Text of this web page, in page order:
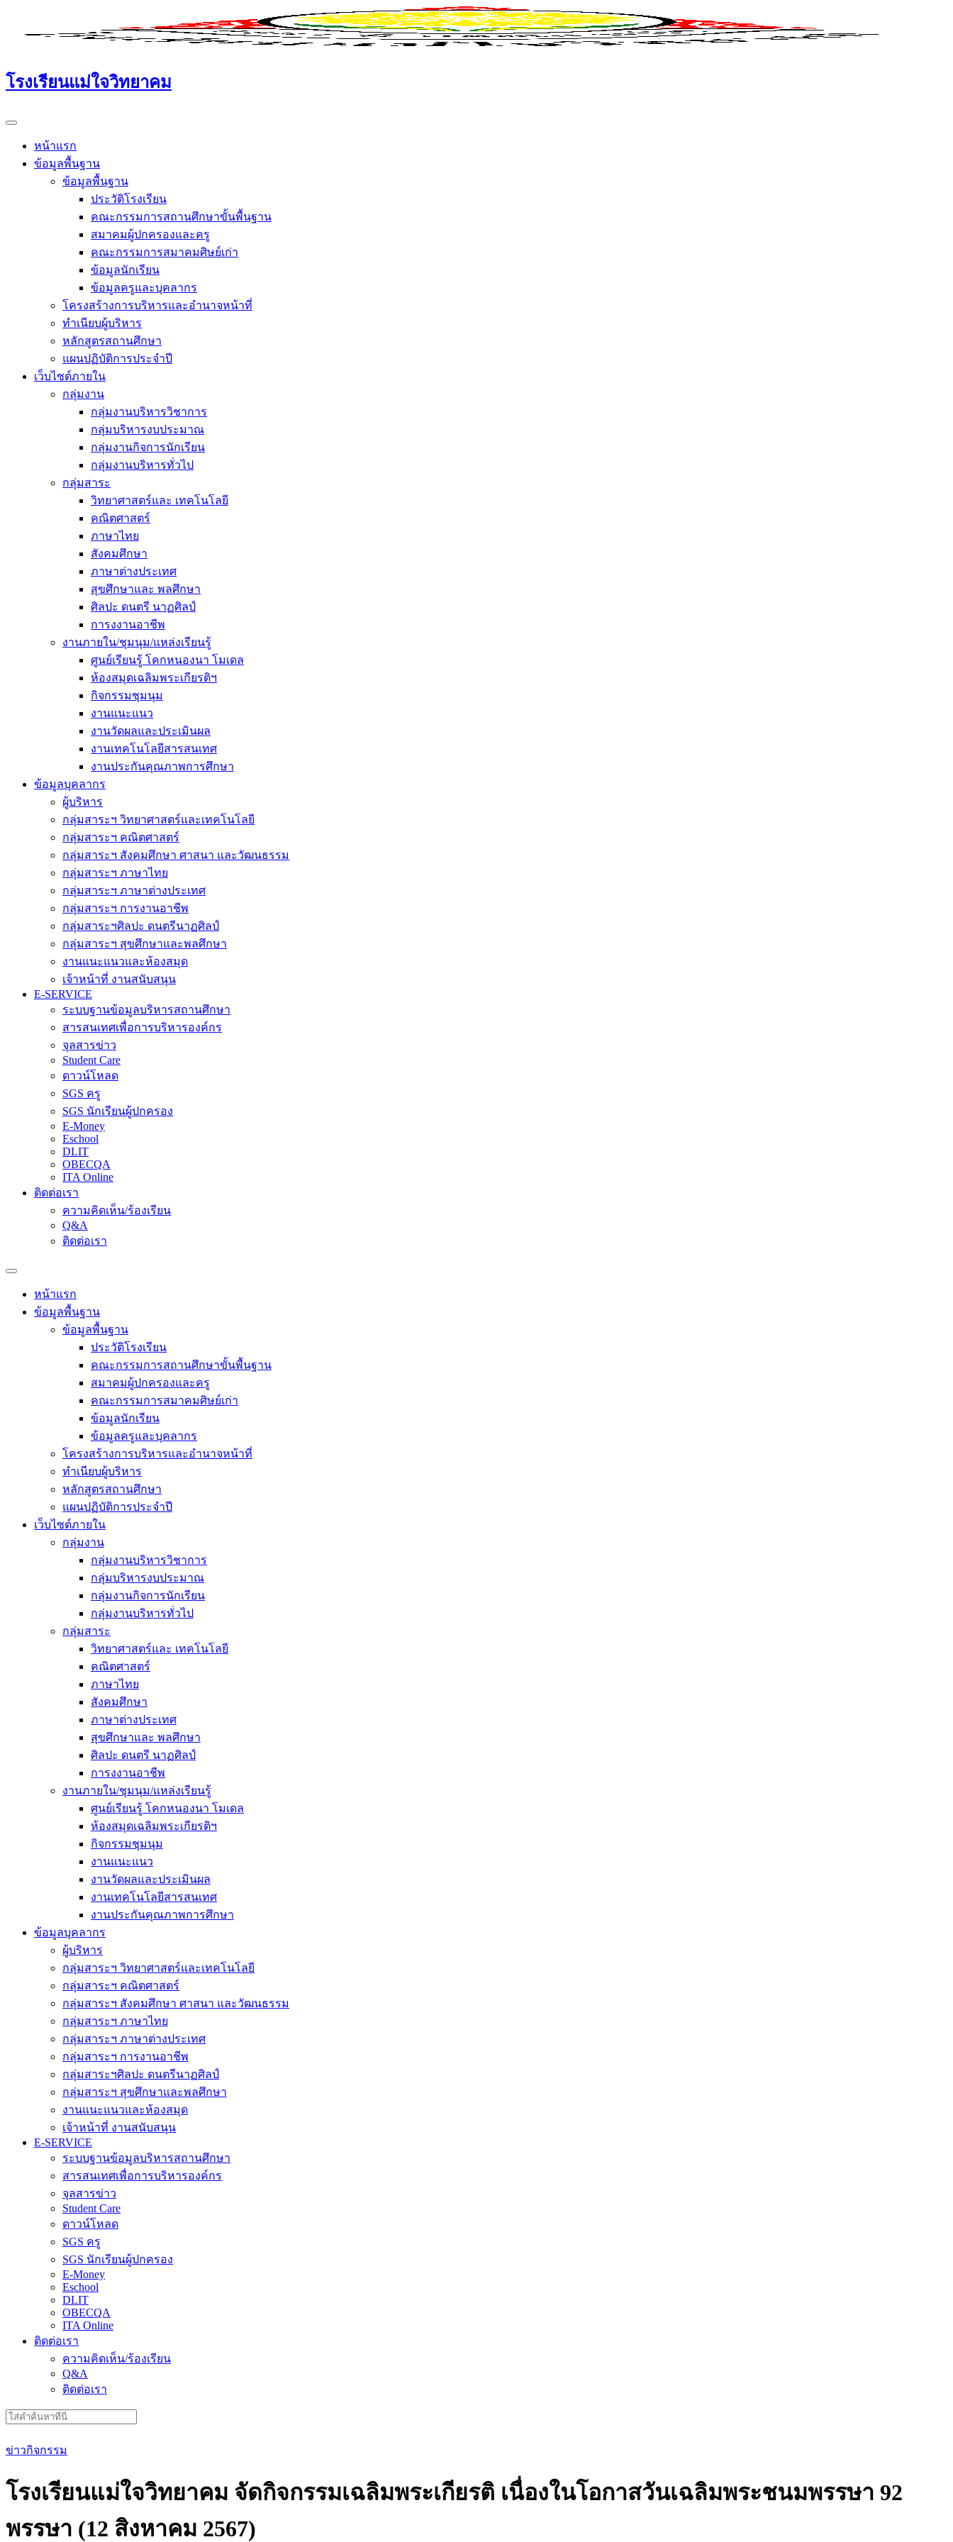
content
โรงเรียนแม่ใจวิทยาคม
หน้าแรก
ข้อมูลพื้นฐาน
ข้อมูลพื้นฐาน
ประวัติโรงเรียน
คณะกรรมการสถานศึกษาขั้นพื้นฐาน
สมาคมผู้ปกครองและครู
คณะกรรมการสมาคมศิษย์เก่า
ข้อมูลนักเรียน
ข้อมูลครูและบุคลากร
โครงสร้างการบริหารและอำนาจหน้าที่
ทำเนียบผู้บริหาร
หลักสูตรสถานศึกษา
แผนปฏิบัติการประจำปี
เว็บไซต์ภายใน
กลุ่มงาน
กลุ่มงานบริหารวิชาการ
กลุ่มบริหารงบประมาณ
กลุ่มงานกิจการนักเรียน
กลุ่มงานบริหารทั่วไป
กลุ่มสาระ
วิทยาศาสตร์และ เทคโนโลยี
คณิตศาสตร์
ภาษาไทย
สังคมศึกษา
ภาษาต่างประเทศ
สุขศึกษาและ พลศึกษา
ศิลปะ ดนตรี นาฏศิลป์
การงงานอาชีพ
งานภายใน/ชุมนุม/แหล่งเรียนรู้
ศูนย์เรียนรู้ โคกหนองนา โมเดล
ห้องสมุดเฉลิมพระเกียรติฯ
กิจกรรมชุมนุม
งานแนะแนว
งานวัดผลและประเมินผล
งานเทคโนโลยีสารสนเทศ
งานประกันคุณภาพการศึกษา
ข้อมูลบุคลากร
ผู้บริหาร
กลุ่มสาระฯ วิทยาศาสตร์และเทคโนโลยี
กลุ่มสาระฯ คณิตศาสตร์
กลุ่มสาระฯ สังคมศึกษา ศาสนา และวัฒนธรรม
กลุ่มสาระฯ ภาษาไทย
กลุ่มสาระฯ ภาษาต่างประเทศ
กลุ่มสาระฯ การงานอาชีพ
กลุ่มสาระฯศิลปะ ดนตรีนาฏศิลป์
กลุ่มสาระฯ สุขศึกษาและพลศึกษา
งานแนะแนวและห้องสมุด
เจ้าหน้าที่ งานสนับสนุน
E-SERVICE
ระบบฐานข้อมูลบริหารสถานศึกษา
สารสนเทศเพื่อการบริหารองค์กร
จุลสารข่าว
Student Care
ดาวน์โหลด
SGS ครู
SGS นักเรียนผู้ปกครอง
E-Money
Eschool
DLIT
OBECQA
ITA Online
ติดต่อเรา
ความคิดเห็น/ร้องเรียน
Q&A
ติดต่อเรา
หน้าแรก
ข้อมูลพื้นฐาน
ข้อมูลพื้นฐาน
ประวัติโรงเรียน
คณะกรรมการสถานศึกษาขั้นพื้นฐาน
สมาคมผู้ปกครองและครู
คณะกรรมการสมาคมศิษย์เก่า
ข้อมูลนักเรียน
ข้อมูลครูและบุคลากร
โครงสร้างการบริหารและอำนาจหน้าที่
ทำเนียบผู้บริหาร
หลักสูตรสถานศึกษา
แผนปฏิบัติการประจำปี
เว็บไซต์ภายใน
กลุ่มงาน
กลุ่มงานบริหารวิชาการ
กลุ่มบริหารงบประมาณ
กลุ่มงานกิจการนักเรียน
กลุ่มงานบริหารทั่วไป
กลุ่มสาระ
วิทยาศาสตร์และ เทคโนโลยี
คณิตศาสตร์
ภาษาไทย
สังคมศึกษา
ภาษาต่างประเทศ
สุขศึกษาและ พลศึกษา
ศิลปะ ดนตรี นาฏศิลป์
การงงานอาชีพ
งานภายใน/ชุมนุม/แหล่งเรียนรู้
ศูนย์เรียนรู้ โคกหนองนา โมเดล
ห้องสมุดเฉลิมพระเกียรติฯ
กิจกรรมชุมนุม
งานแนะแนว
งานวัดผลและประเมินผล
งานเทคโนโลยีสารสนเทศ
งานประกันคุณภาพการศึกษา
ข้อมูลบุคลากร
ผู้บริหาร
กลุ่มสาระฯ วิทยาศาสตร์และเทคโนโลยี
กลุ่มสาระฯ คณิตศาสตร์
กลุ่มสาระฯ สังคมศึกษา ศาสนา และวัฒนธรรม
กลุ่มสาระฯ ภาษาไทย
กลุ่มสาระฯ ภาษาต่างประเทศ
กลุ่มสาระฯ การงานอาชีพ
กลุ่มสาระฯศิลปะ ดนตรีนาฏศิลป์
กลุ่มสาระฯ สุขศึกษาและพลศึกษา
งานแนะแนวและห้องสมุด
เจ้าหน้าที่ งานสนับสนุน
E-SERVICE
ระบบฐานข้อมูลบริหารสถานศึกษา
สารสนเทศเพื่อการบริหารองค์กร
จุลสารข่าว
Student Care
ดาวน์โหลด
SGS ครู
SGS นักเรียนผู้ปกครอง
E-Money
Eschool
DLIT
OBECQA
ITA Online
ติดต่อเรา
ความคิดเห็น/ร้องเรียน
Q&A
ติดต่อเรา
Search
for:
ข่าวกิจกรรม
โรงเรียนแม่ใจวิทยาคม จัดกิจกรรมเฉลิมพระเกียรติ เนื่องในโอกาสวันเฉลิมพระชนมพรรษา 92
พรรษา (12 สิงหาคม 2567)